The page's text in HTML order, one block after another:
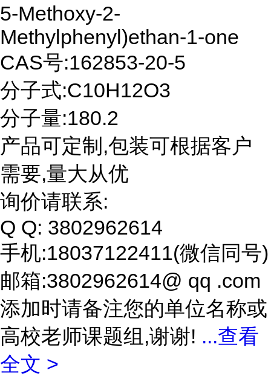
5-Methoxy-2-
Methylphenyl)ethan-1-one
CAS号:162853-20-5
分子式:C10H12O3
分子量:180.2
产品可定制,包装可根据客户
需要,量大从优
询价请联系:
Q Q: 3802962614
手机:18037122411(微信同号)
邮箱:3802962614@ qq .com
添加时请备注您的单位名称或
高校老师课题组,谢谢! ...查看
全文 >